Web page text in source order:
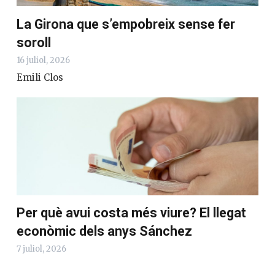
La Girona que s’empobreix sense fer
soroll
16 juliol, 2026
Emili Clos
Per què avui costa més viure? El llegat
econòmic dels anys Sánchez
7 juliol, 2026